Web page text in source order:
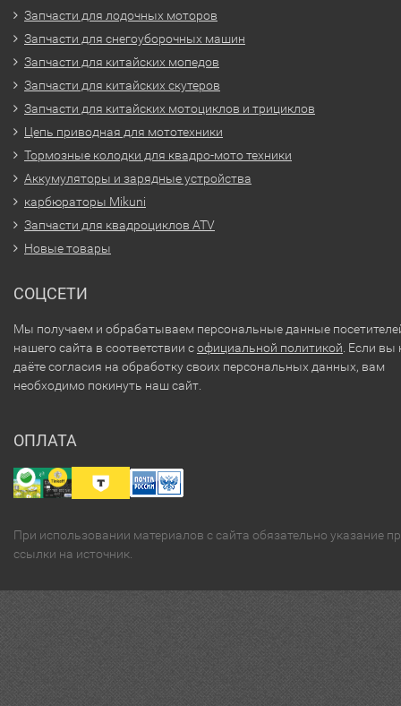
Запчасти для лодочных моторов
Запчасти для снегоуборочных машин
Запчасти для китайских мопедов
Запчасти для китайских скутеров
Запчасти для китайских мотоциклов и трициклов
Цепь приводная для мототехники
Тормозные колодки для квадро-мото техники
Аккумуляторы и зарядные устройства
карбюраторы Mikuni
Запчасти для квадроциклов ATV
Новые товары
СОЦСЕТИ
Мы получаем и обрабатываем персональные данные
нашего сайта в соответствии софициальной политикой . Если вы
даёте согласия на обработку своих персональных данных, вам
необходимо покинуть наш сайт.
ОПЛАТА
При использовании материалов с сайта обязательно указание
ссылки на источник.